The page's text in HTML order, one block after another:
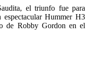
el triunfo fue para
Hummer H3
de Robby Gordon en el